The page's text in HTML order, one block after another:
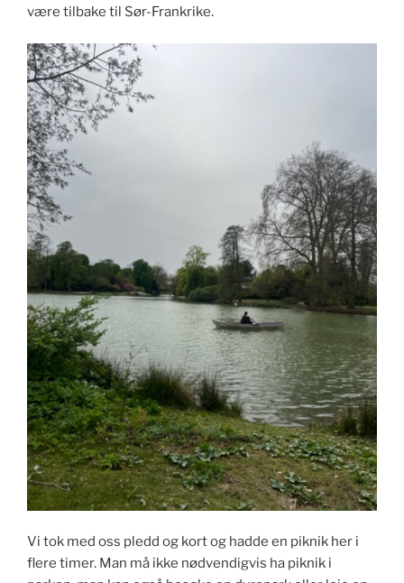
være tilbake til Sør-Frankrike.
Vi tok med oss pledd og kort og hadde en piknik her i
flere timer. Man må ikke nødvendigvis ha piknik i